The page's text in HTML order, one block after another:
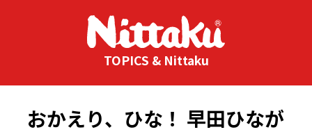
TOPICS & Nittaku
おかえり、ひな！ 早田ひなが